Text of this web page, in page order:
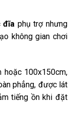
đĩa phụ trợ nhưng
không gian chơi
hoặc 100x150cm,
phẳng, được lát
tiếng ồn khi đặt